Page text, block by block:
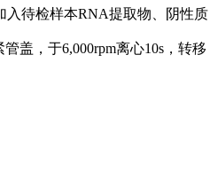
入待检样本RNA提取物、阴性质
盖，于6,000rpm离心10s，转移